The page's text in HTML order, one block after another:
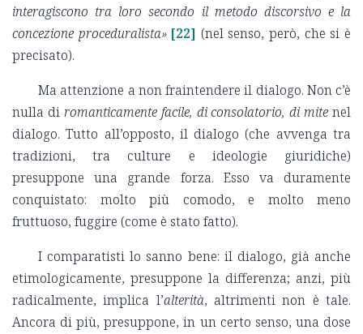
interagiscono tra loro secondo il metodo discorsivo e la
concezione proceduralista» [22] (nel senso, però, che si è
precisato).
Ma attenzione a non fraintendere il dialogo. Non c’è
nulla di romanticamente facile, di consolatorio, di mite nel
dialogo. Tutto all’opposto, il dialogo (che avvenga tra
tradizioni, tra culture e ideologie giuridiche)
presuppone una grande forza. Esso va duramente
conquistato: molto più comodo, e molto meno
fruttuoso, fuggire (come è stato fatto).
I comparatisti lo sanno bene: il dialogo, già anche
etimologicamente, presuppone la differenza; anzi, più
radicalmente, implica l’alterità, altrimenti non è tale.
Ancora di più, presuppone, in un certo senso, una dose